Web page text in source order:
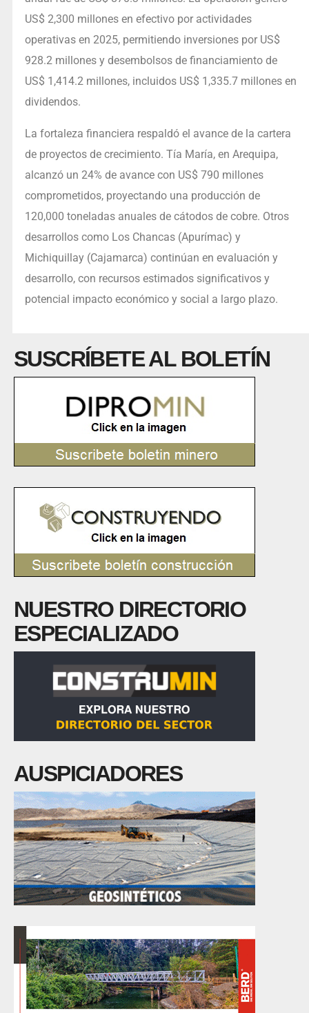
US$ 2,300 millones en efectivo por actividades
operativas en 2025, permitiendo inversiones por US$
928.2 millones y desembolsos de financiamiento de
US$ 1,414.2 millones, incluidos US$ 1,335.7 millones en
dividendos.
La fortaleza financiera respaldó el avance de la cartera
de proyectos de crecimiento. Tía María, en Arequipa,
alcanzó un 24% de avance con US$ 790 millones
comprometidos, proyectando una producción de
120,000 toneladas anuales de cátodos de cobre. Otros
desarrollos como Los Chancas (Apurímac) y
Michiquillay (Cajamarca) continúan en evaluación y
desarrollo, con recursos estimados significativos y
potencial impacto económico y social a largo plazo.
SUSCRÍBETE AL BOLETÍN
NUESTRO DIRECTORIO
ESPECIALIZADO
AUSPICIADORES